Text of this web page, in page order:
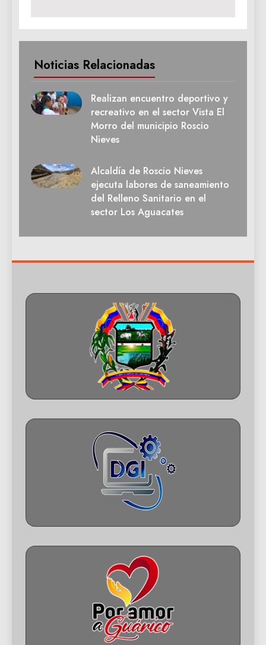
Noticias Relacionadas
Realizan encuentro deportivo y
recreativo en el sector Vista El
Morro del municipio Roscio
Nieves
Alcaldía de Roscio Nieves
ejecuta labores de saneamiento
del Relleno Sanitario en el
sector Los Aguacates